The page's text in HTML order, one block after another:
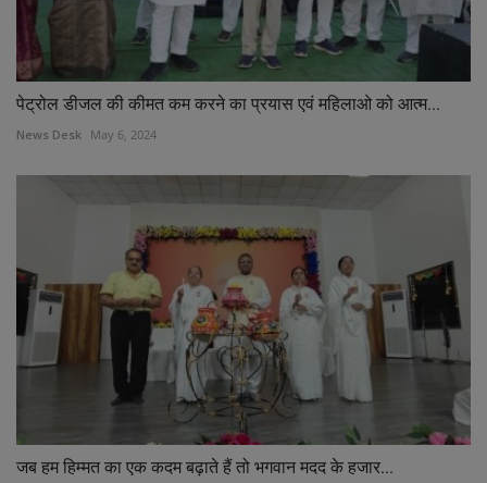
पेट्रोल डीजल की कीमत कम करने का प्रयास एवं महिलाओ को आत्म...
News Desk May 6, 2024
जब हम हिम्मत का एक कदम बढ़ाते हैं तो भगवान मदद के हजार...